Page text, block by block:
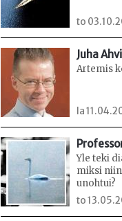
to
Juha
Artemis
la
Yle teki
miksi
unohtui?
to